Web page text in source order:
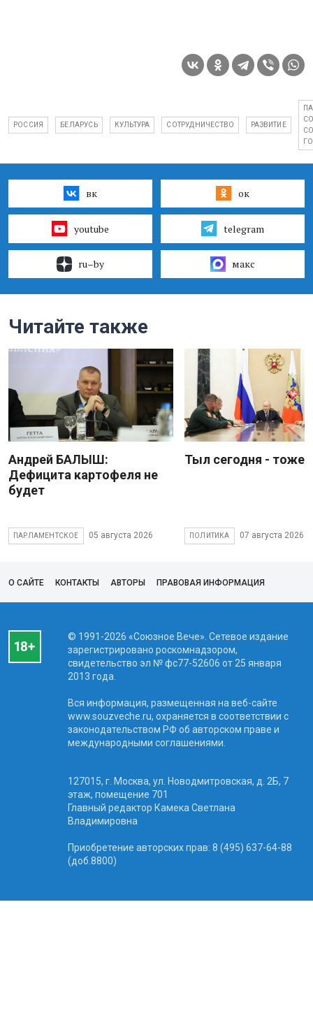
РОССИЯ БЕЛАРУСЬ КУЛЬТУРА СОТРУДНИЧЕСТВО РАЗВИТИЕ
вк ок
youtube telegram
ru–by макс
Читайте также
Андрей БАЛЫШ:
Дефицита картофеля не
будет
ПАРЛАМЕНТСКОЕ 05 августа 2026
Тыл сегодня - тоже
ПОЛИТИКА 07 августа 2026
О САЙТЕ КОНТАКТЫ АВТОРЫ ПРАВОВАЯ ИНФОРМАЦИЯ
© 1991-2026 «Союзное Вече». Сетевое издание
зарегистрировано роскомнадзором,
свидетельство эл № фc77-52606 от 25 января
2013 года.
Вся информация, размещенная на веб-сайте
www.souzveche.ru, охраняется в соответствии с
законодательством РФ об авторском праве и
международными соглашениями.
127015, г. Москва, ул. Новодмитровская, д. 2Б, 7
этаж, помещение 701
Главный редактор Камека Светлана
Владимировна
Приобретение авторских прав: 8 (495) 637-64-88
(доб.8800)